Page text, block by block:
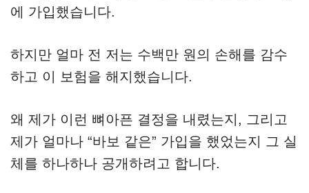
에 가입했습니다.
하지만 얼마 전 저는 수백만 원의 손해를 감수
하고 이 보험을 해지했습니다.
왜 제가 이런 뼈아픈 결정을 내렸는지, 그리고
제가 얼마나 “바보 같은” 가입을 했었는지 그 실
체를 하나하나 공개하려고 합니다.